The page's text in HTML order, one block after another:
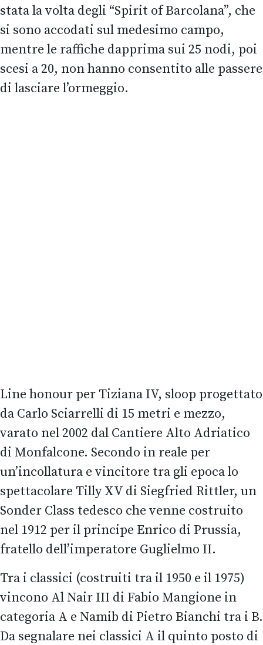
stata la volta degli “Spirit of Barcolana”, che
si sono accodati sul medesimo campo,
mentre le raffiche dapprima sui 25 nodi, poi
scesi a 20, non hanno consentito alle passere
di lasciare l’ormeggio.
Line honour per Tiziana IV, sloop progettato
da Carlo Sciarrelli di 15 metri e mezzo,
varato nel 2002 dal Cantiere Alto Adriatico
di Monfalcone. Secondo in reale per
un’incollatura e vincitore tra gli epoca lo
spettacolare Tilly XV di Siegfried Rittler, un
Sonder Class tedesco che venne costruito
nel 1912 per il principe Enrico di Prussia,
fratello dell’imperatore Guglielmo II.
Tra i classici (costruiti tra il 1950 e il 1975)
vincono Al Nair III di Fabio Mangione in
categoria A e Namib di Pietro Bianchi tra i B.
Da segnalare nei classici A il quinto posto di